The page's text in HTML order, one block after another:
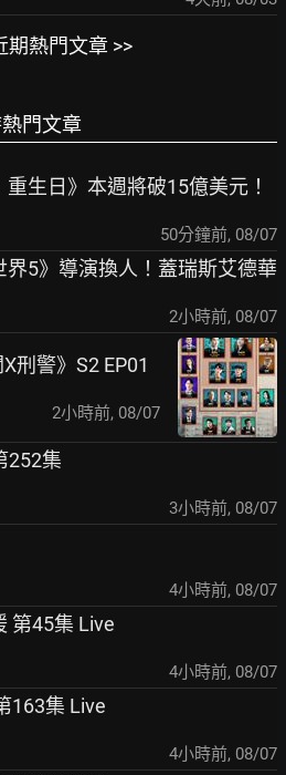
期熱門文章 >>
門文章
生日》本週將破15億美元！
50分鐘前, 08/07
界5》導演換人！蓋瑞斯艾德華
2小時前, 08/07
刑警》S2 EP01
2小時前, 08/07
252集
3小時前, 08/07
4小時前, 08/07
第45集 Live
4小時前, 08/07
163集 Live
4小時前, 08/07